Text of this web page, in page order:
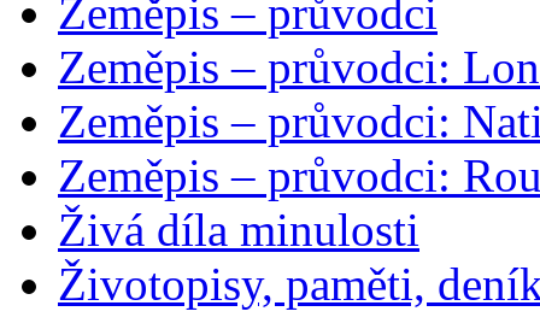
Zeměpis – průvodci
Zeměpis – průvodci:
Zeměpis – průvodci:
Zeměpis – průvodci:
Živá díla minulosti
Životopisy, paměti,